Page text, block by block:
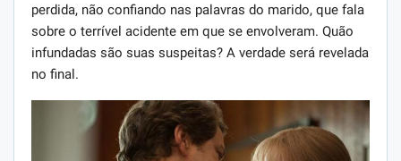
perdida, não confiando nas palavras do marido, que fala
sobre o terrível acidente em que se envolveram. Quão
infundadas são suas suspeitas? A verdade será revelada
no final.